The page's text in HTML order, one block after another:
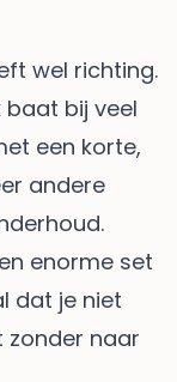
wel richting.
baat bij veel
een korte,
andere
enorme set
dat je niet
zonder naar